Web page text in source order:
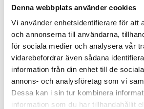
Denna webbplats använder cookies
Vi använder enhetsidentifierare för att
och annonserna till användarna,
för sociala medier och analysera vår
vidarebefordrar även sådana
information från din enhet till de
annons- och analysföretag som vi
Dessa kan i sin tur kombinera
information som du har tillhandahållit
Central 1-radig 18
moduler IP65
ROGY
2 399,00 kr
LÄGG I VARUKORG
Central
moduler
ROGY
2 399,00